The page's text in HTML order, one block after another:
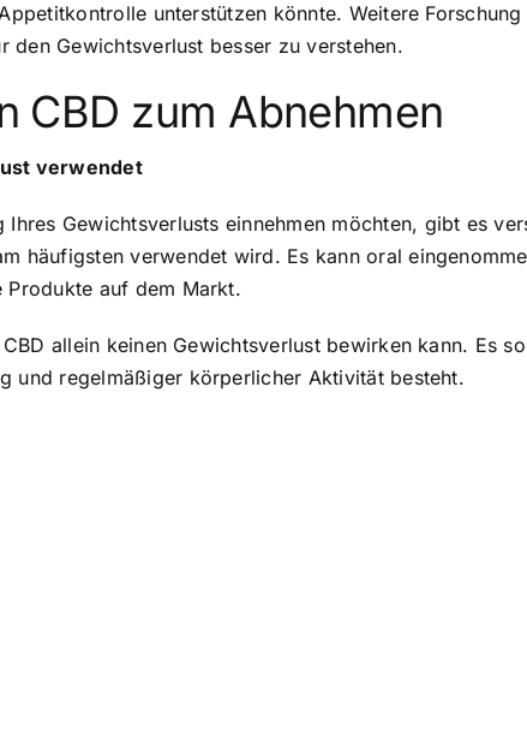
unterstützen könnte. Weitere
den Gewichtsverlust besser zu verstehen.
CBD zum Abnehmen
verwendet
Ihres Gewichtsverlusts einnehmen möchten, gibt es
häufigsten verwendet wird. Es kann oral
Produkte auf dem Markt.
allein keinen Gewichtsverlust bewirken kann. Es
und regelmäßiger körperlicher Aktivität besteht.